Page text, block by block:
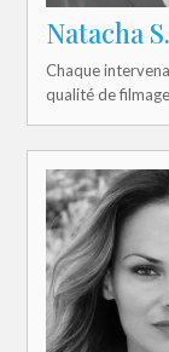
Natacha S.
Chaque
qualité de